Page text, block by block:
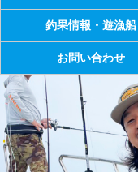
釣果情報・遊漁船
お問い合わせ